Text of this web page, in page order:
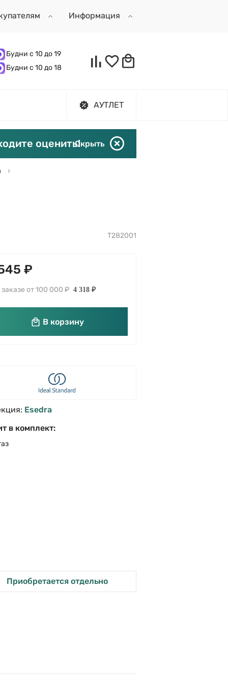
Информация
Будни с 10 до 19
Будни с 10 до 18
АУТЛЕТ
оценить!Скрыть
T282001
₽
от 100 000 ₽ 4 318 ₽
В корзину
Esedra
в комплект:
Приобретается отдельно